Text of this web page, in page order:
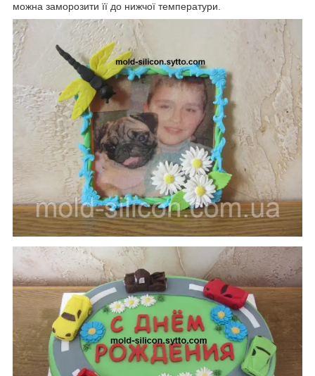
можна заморозити її до нижчої температури.